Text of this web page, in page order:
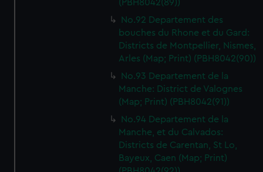
(PBH8042(89))
No.92 Departement des
bouches du Rhone et du Gard:
Districts de Montpellier, Nismes,
Arles (Map; Print) (PBH8042(90))
No.93 Departement de la
Manche: District de Valognes
(Map; Print) (PBH8042(91))
No.94 Departement de la
Manche, et du Calvados:
Districts de Carentan, St Lo,
Bayeux, Caen (Map; Print)